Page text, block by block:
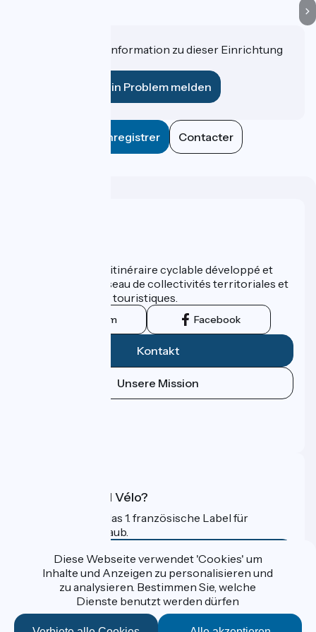
Haben Sie eine Information zu dieser Einrichtung
Ein Problem melden
Enregistrer Contacter
ViaRhôna est un itinéraire cyclable développé et
promu par un réseau de collectivités territoriales et
leurs institutions touristiques.
Instagram Facebook
Kontakt
Unsere Mission
Was ist Accueil Vélo?
Accueil Vélo ist das 1. französische Label für
Radfahrer im Urlaub.
Mehr erfahren
Gefördert im Rahmen von Destination France
Diese Webseite verwendet 'Cookies' um
Inhalte und Anzeigen zu personalisieren und
zu analysieren. Bestimmen Sie, welche
Dienste benutzt werden dürfen